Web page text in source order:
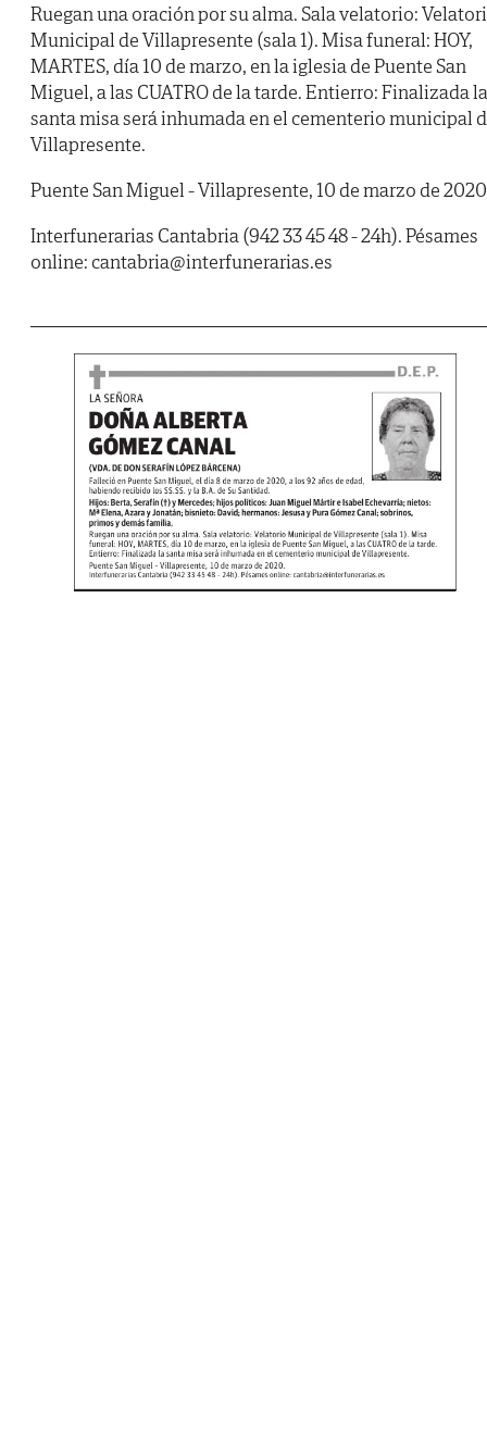
Ruegan una oración por su alma. Sala velatorio:
Municipal de Villapresente (sala 1). Misa funeral: HOY,
MARTES, día 10 de marzo, en la iglesia de Puente San
Miguel, a las CUATRO de la tarde. Entierro: Finalizada la
santa misa será inhumada en el cementerio municipal
Villapresente.
Puente San Miguel - Villapresente, 10 de marzo de
Interfunerarias Cantabria (942 33 45 48 - 24h). Pésames
online: cantabria@interfunerarias.es